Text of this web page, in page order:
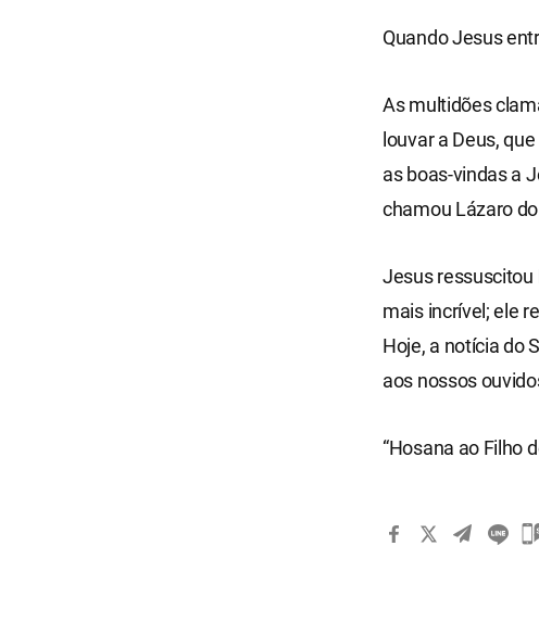
Quando Jesus
As multidões
louvar a Deus,
as boas-vindas a
chamou Lázaro
Jesus ressuscitou
mais incrível; ele
Hoje, a notícia do
aos nossos
“Hosana ao Filho